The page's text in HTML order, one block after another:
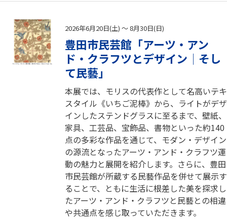
2026年6月20日(土) ～ 8月30日(日)
豊田市民芸館「アーツ・アン
ド・クラフツとデザイン│そし
て民藝」
本展では、モリスの代表作として名高いテキ
スタイル《いちご泥棒》から、ライトがデザ
インしたステンドグラスに至るまで、壁紙、
家具、工芸品、宝飾品、書物といった約140
点の多彩な作品を通じて、モダン・デザイン
の源流となったアーツ・アンド・クラフツ運
動の魅力と展開を紹介します。さらに、豊田
市民芸館が所蔵する民藝作品を併せて展示す
ることで、ともに生活に根差した美を探求し
たアーツ・アンド・クラフツと民藝との相違
や共通点を感じ取っていただきます。